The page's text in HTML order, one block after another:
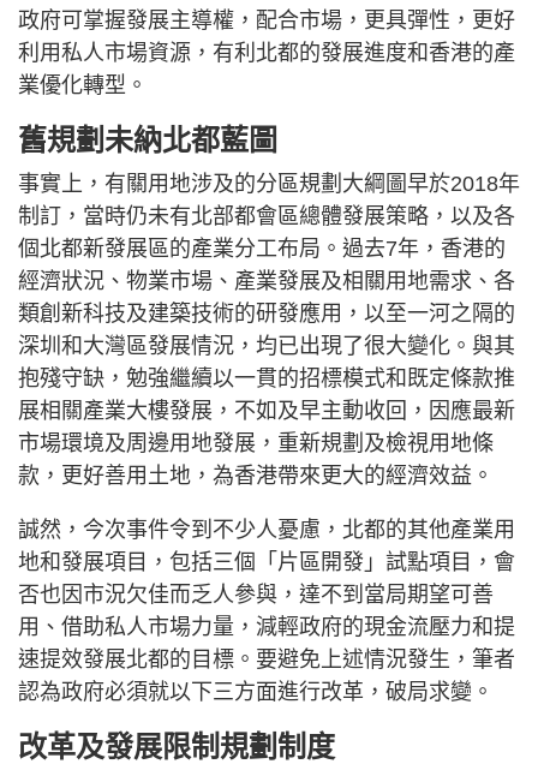
政府可掌握發展主導權，配合市場，更具彈性，更好
利用私人市場資源，有利北都的發展進度和香港的產
業優化轉型。
舊規劃未納北都藍圖
事實上，有關用地涉及的分區規劃大綱圖早於2018年
制訂，當時仍未有北部都會區總體發展策略，以及各
個北都新發展區的產業分工布局。過去7年，香港的
經濟狀況、物業市場、產業發展及相關用地需求、各
類創新科技及建築技術的研發應用，以至一河之隔的
深圳和大灣區發展情況，均已出現了很大變化。與其
抱殘守缺，勉強繼續以一貫的招標模式和既定條款推
展相關產業大樓發展，不如及早主動收回，因應最新
市場環境及周邊用地發展，重新規劃及檢視用地條
款，更好善用土地，為香港帶來更大的經濟效益。
誠然，今次事件令到不少人憂慮，北都的其他產業用
地和發展項目，包括三個「片區開發」試點項目，會
否也因市況欠佳而乏人參與，達不到當局期望可善
用、借助私人市場力量，減輕政府的現金流壓力和提
速提效發展北都的目標。要避免上述情況發生，筆者
認為政府必須就以下三方面進行改革，破局求變。
改革及發展限制規劃制度